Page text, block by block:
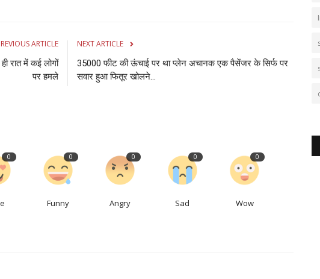
ARTICLE
रात में कई लोगों
पर हमले
NEXT ARTICLE
35000 फीट की ऊंचाई पर था प्‍लेन अचानक एक पैसेंजर के सिर्फ पर
सवार हुआ फितूर खोलने...
0 0
Funny
0
Angry
0
Sad
0
Wow